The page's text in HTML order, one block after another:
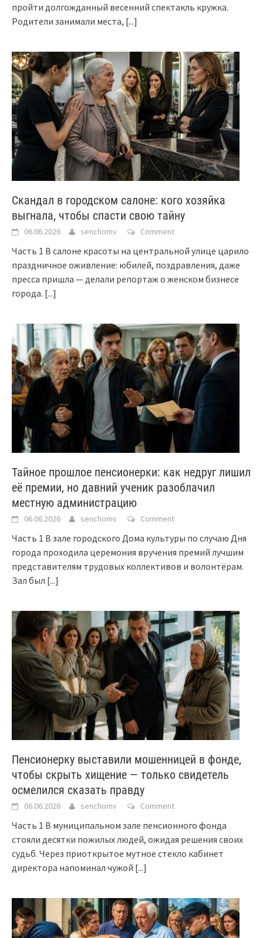
пройти долгожданный весенний спектакль кружка.
Родители занимали места, [...]
Скандал в городском салоне: кого хозяйка
выгнала, чтобы спасти свою тайну
06.06.2026 senchomv Comment
Часть 1 В салоне красоты на центральной улице царило
праздничное оживление: юбилей, поздравления, даже
пресса пришла — делали репортаж о женском бизнесе
города. [...]
Тайное прошлое пенсионерки: как недруг лишил
её премии, но давний ученик разоблачил
местную администрацию
06.06.2026 senchomv Comment
Часть 1 В зале городского Дома культуры по случаю Дня
города проходила церемония вручения премий лучшим
представителям трудовых коллективов и волонтёрам.
Зал был [...]
Пенсионерку выставили мошенницей в фонде,
чтобы скрыть хищение — только свидетель
осмелился сказать правду
06.06.2026 senchomv Comment
Часть 1 В муниципальном зале пенсионного фонда
стояли десятки пожилых людей, ожидая решения своих
судьб. Через приоткрытое мутное стекло кабинет
директора напоминал чужой [...]